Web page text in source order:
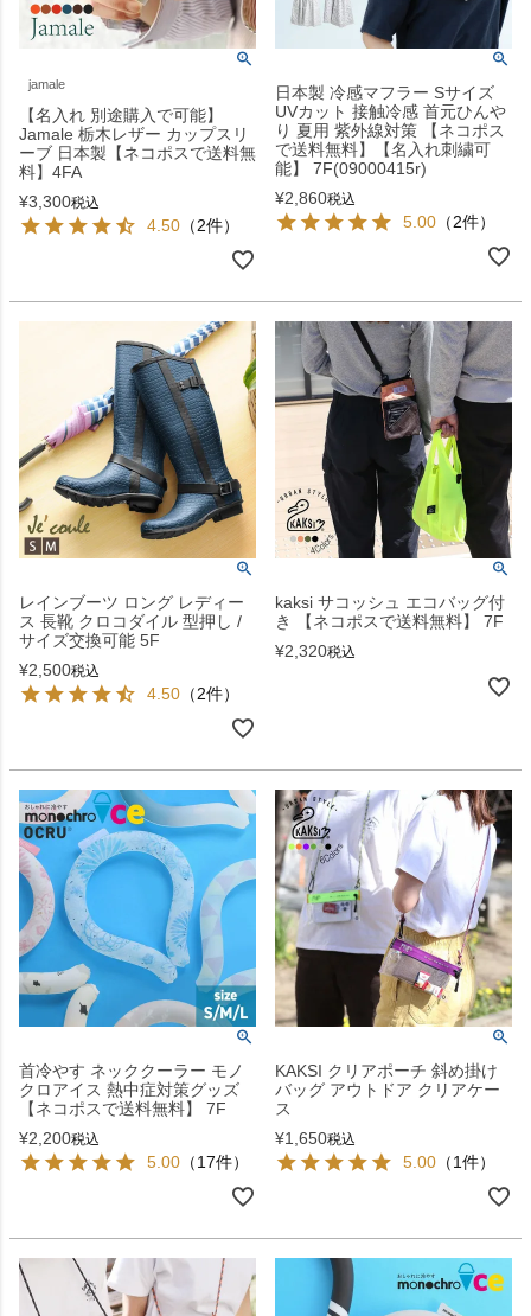
jamale
【名入れ 別途購入で可能】
Jamale 栃木レザー カップスリ
ーブ 日本製【ネコポスで送料無
料】4FA
¥3,300税込
4.50 （2件）
日本製 冷感マフラー Sサイズ
UVカット 接触冷感 首元ひんや
り 夏用 紫外線対策 【ネコポス
で送料無料】【名入れ刺繍可
能】 7F(09000415r)
¥2,860税込
5.00 （2件）
レインブーツ ロング レディー
ス 長靴 クロコダイル 型押し /
サイズ交換可能 5F
¥2,500税込
4.50 （2件）
kaksi サコッシュ エコバッグ付
き 【ネコポスで送料無料】 7F
¥2,320税込
首冷やす ネッククーラー モノ
クロアイス 熱中症対策グッズ
【ネコポスで送料無料】 7F
¥2,200税込
5.00 （17件）
KAKSI クリアポーチ 斜め掛け
バッグ アウトドア クリアケー
ス
¥1,650税込
5.00 （1件）